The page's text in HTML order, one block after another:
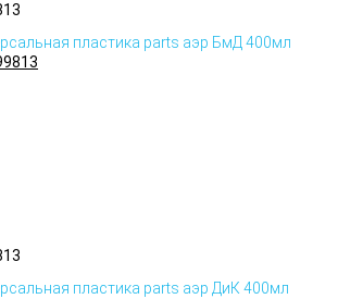
пластика parts аэр БмД 400мл
пластика parts аэр ДиК 400мл